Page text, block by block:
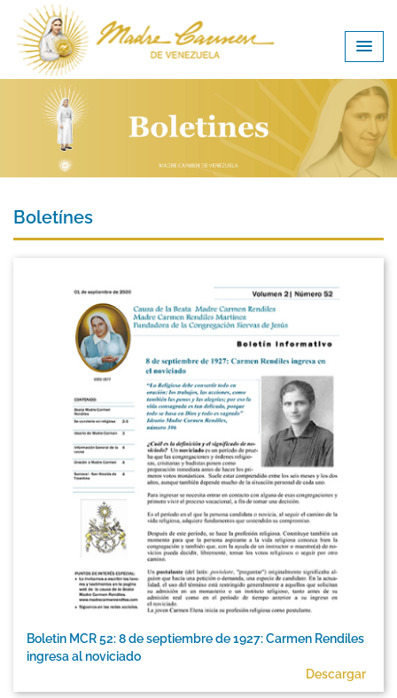
Boletínes
Boletin MCR 52: 8 de septiembre de 1927: Carmen Rendiles
ingresa al noviciado
Descargar